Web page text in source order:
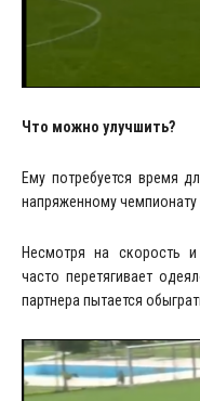
Что можно улучшить?
Ему потребуется время
напряженному чемпионату
Несмотря на скорость и
часто перетягивает
партнера пытается